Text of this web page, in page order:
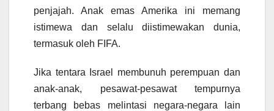
penjajah. Anak emas Amerika ini memang
istimewa dan selalu diistimewakan dunia,
termasuk oleh FIFA.
Jika tentara Israel membunuh perempuan dan
anak-anak, pesawat-pesawat tempurnya
terbang bebas melintasi negara-negara lain